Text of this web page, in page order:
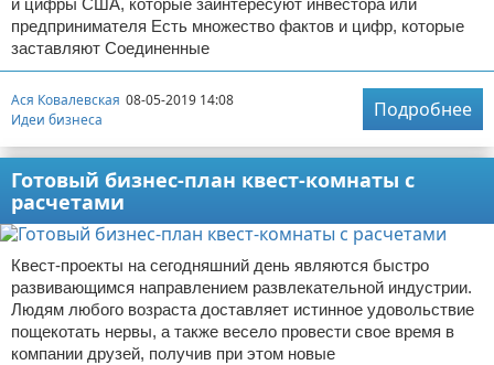
и цифры США, которые заинтересуют инвестора или
предпринимателя Есть множество фактов и цифр, которые
заставляют Соединенные
Ася Ковалевская 08-05-2019 14:08
Идеи бизнеса
Подробнее
Готовый бизнес-план квест-комнаты с
расчетами
Квест-проекты на сегодняшний день являются быстро
развивающимся направлением развлекательной индустрии.
Людям любого возраста доставляет истинное удовольствие
пощекотать нервы, а также весело провести свое время в
компании друзей, получив при этом новые